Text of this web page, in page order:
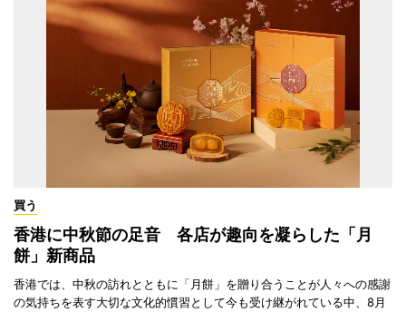
買う
香港に中秋節の足音 各店が趣向を凝らした「月
餅」新商品
香港では、中秋の訪れとともに「月餅」を贈り合うことが人々への感謝
の気持ちを表す大切な文化的慣習として今も受け継がれている中、8月